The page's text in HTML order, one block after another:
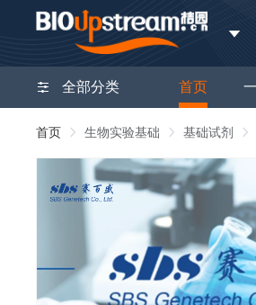
全部分类 首页
首页 生物实验基础 基础试剂